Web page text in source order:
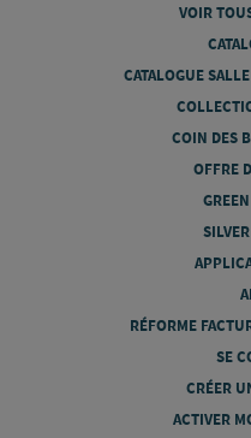
VOIR
CATALOGUE
COIN DES
OFFRE
RÉFORME
SE
CRÉER
ACTIVER